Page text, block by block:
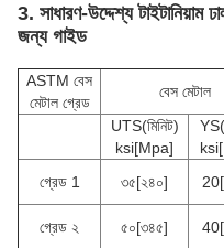
3. সাধারণ-উদ্দেশ্য টাইটানিয়াম
জন্য গাইড
ASTM বেস
মেটাল গ্রেড
বেস মেটাল
UTS(মিনিট)
ksi[Mpa]
গ্রেড 1
৩৫[২৪০]
গ্রেড ২ ৫০[৩৪৫]